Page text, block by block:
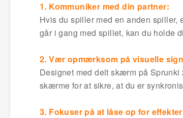
1. Kommuniker med din partner:
Hvis du spiller med en anden spiller,
går i gang med spillet, kan du holde
2. Vær opmærksom på visuelle
Designet med delt skærm på
skærme for at sikre, at du er
3. Fokuser på at låse op for